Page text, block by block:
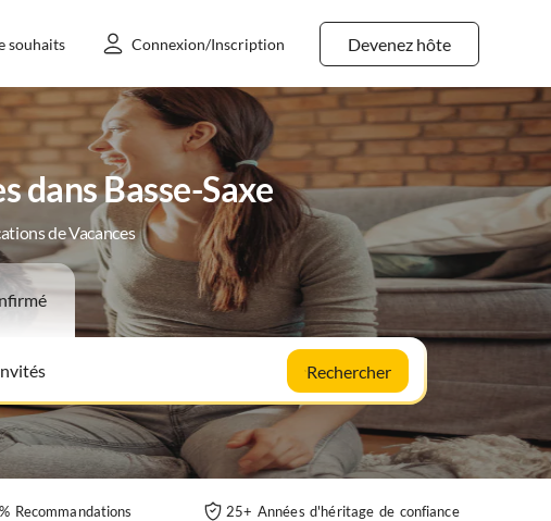
Devenez hôte
souhaits Connexion/Inscription
dans Basse-Saxe
de Vacances
Rechercher
Recommandations 25+ Années d'héritage de confiance